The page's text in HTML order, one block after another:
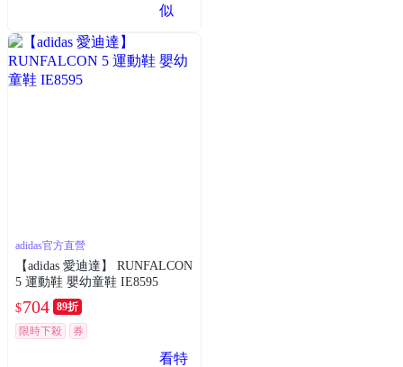
似
adidas官方直營
【adidas 愛迪達】 RUNFALCON
5 運動鞋 嬰幼童鞋 IE8595
$704 89折
限時下殺
券
看特